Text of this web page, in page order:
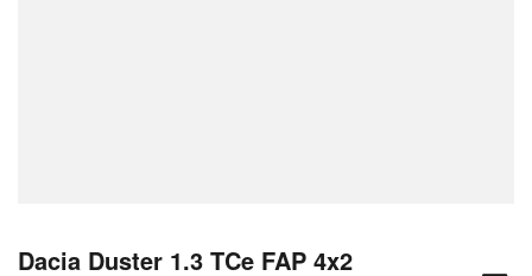
Dacia Duster 1.3 TCe FAP 4x2